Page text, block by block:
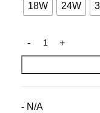
18W 24W
- N/A